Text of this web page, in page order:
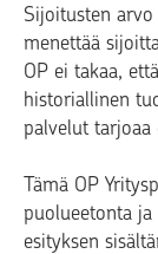
Sijoitusten
menettää
OP ei takaa,
historiallinen
palvelut tarjoaa
Tämä OP
puolueetonta
esityksen